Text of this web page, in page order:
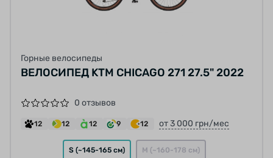
Горные велосипеды
ВЕЛОСИПЕД KTM CHICAGO 271 27.5" 2022
0 отзывов
12 12 12 9 12 от 3 000 грн/мес
S (~145-165 см) M (~160-178 см)